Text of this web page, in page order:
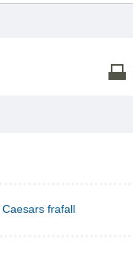
frafall